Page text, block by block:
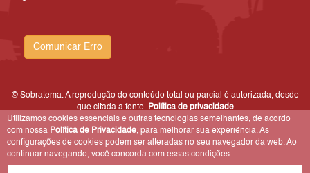
Comunicar Erro
© Sobratema. A reprodução do conteúdo total ou parcial é autorizada, desde
que citada a fonte. Política de privacidade
Utilizamos cookies essenciais e outras tecnologias semelhantes, de acordo
com nossa Política de Privacidade, para melhorar sua experiência. As
configurações de cookies podem ser alteradas no seu navegador da web. Ao
continuar navegando, você concorda com essas condições.